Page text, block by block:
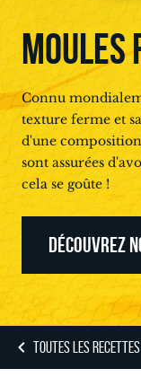
MOULES
Connu
texture ferme et
d'une
sont assurées
cela se goûte !
DÉCOUVREZ
TOUTES LES RECETTES